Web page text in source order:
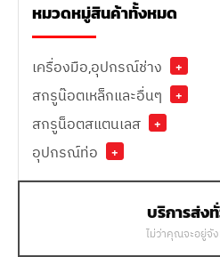
หมวดหมู่สินค้าทั้งหมด
เครื่องมือ,อุปกรณ์ช่าง
+
สกรูน๊อตเหล็กและอื่นๆ
+
สกรูน็อตสแตนเลส
+
อุปกรณ์ท่อ
+
บริการส่ง
ไม่ว่าคุณจะอยู่จั